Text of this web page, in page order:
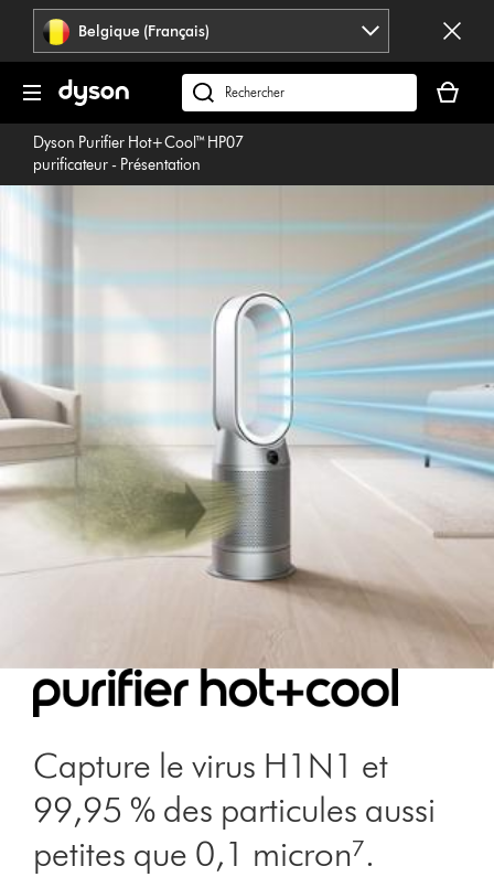
Sauter
pages
Belgique (Français)
Rechercher
des
produits
panier
est
Dyson Purifier Hot+Cool™ HP07
purificateur - Présentation
Capture le virus H1N1 et
99,95 % des particules aussi
petites que 0,1 micron⁷.